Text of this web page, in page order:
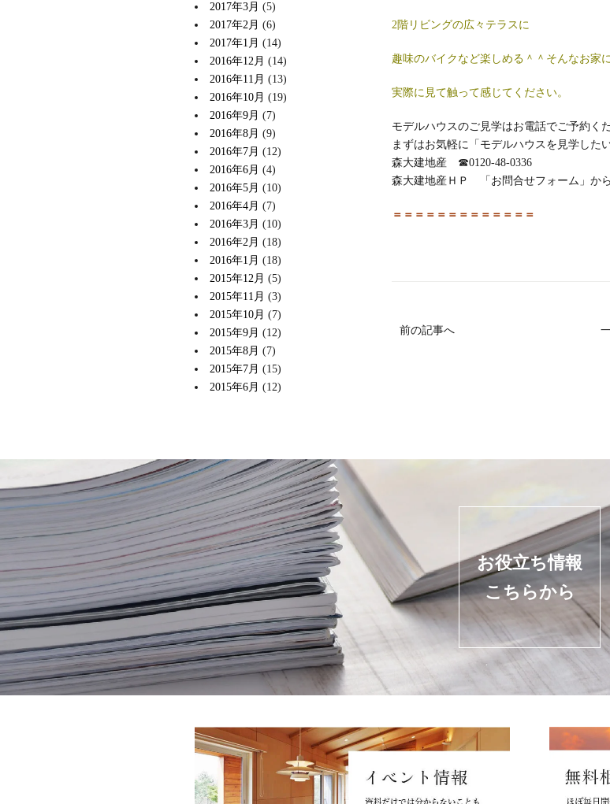
2階リビングの広々テラスに
趣味のバイクなど楽しめる＾＾そんなお家
実際に見て触って感じてください。
モデルハウスのご見学はお電話でご予約く
まずはお気軽に「モデルハウスを見学した
森大建地産 ☎0120-48-0336
森大建地産ＨＰ 「お問合せフォーム」か
＝＝＝＝＝＝＝＝＝＝＝＝＝
前の記事へ
2017年3月 (5)
2017年2月 (6)
2017年1月 (14)
2016年12月 (14)
2016年11月 (13)
2016年10月 (19)
2016年9月 (7)
2016年8月 (9)
2016年7月 (12)
2016年6月 (4)
2016年5月 (10)
2016年4月 (7)
2016年3月 (10)
2016年2月 (18)
2016年1月 (18)
2015年12月 (5)
2015年11月 (3)
2015年10月 (7)
2015年9月 (12)
2015年8月 (7)
2015年7月 (15)
2015年6月 (12)
お役立ち情報
こちらから